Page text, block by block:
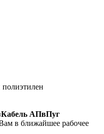
АПвПуг
в ближайшее рабочее